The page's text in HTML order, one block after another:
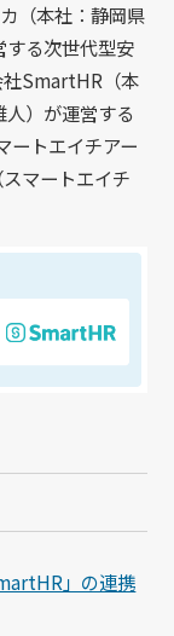
（本社：静岡県
する次世代型安
社SmartHR（本
）が運営する
ートエイチアー
マートエイチ
」の連携